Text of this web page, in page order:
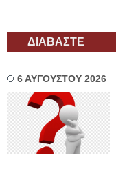
ΔΙΑΒΑΣΤΕ
6 ΑΥΓΟΥΣΤΟΥ 2026